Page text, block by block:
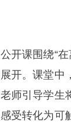
公开课围绕“
展开。课堂中
老师引导学生
感受转化为可